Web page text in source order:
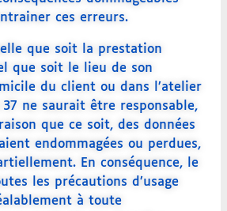
ces erreurs.
que soit la prestation
que soit le lieu de son
du client ou dans l’atelier
37 ne saurait être responsable,
que ce soit, des données
endommagées ou perdues,
En conséquence, le
les précautions d’usage
à toute